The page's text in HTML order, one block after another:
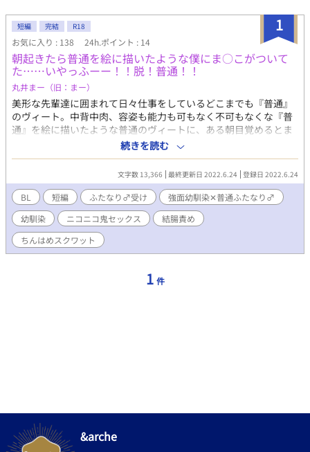
1
短編 完結 R18
お気に入り : 138 24h.ポイント : 14
朝起きたら普通を絵に描いたような僕にま○こがついて
た……いやっふーー！！脱！普通！！
丸井まー（旧：まー）
美形な先輩達に囲まれて日々仕事をしているどこまでも『普通』
のヴィート。中背中肉、容姿も能力も可もなく不可もなくな『普
通』を絵に描いたような普通のヴィートに、ある朝目覚めるとま
○こがついていた。ヴィートは歓喜した。これでヴィートも脱！
普通！！ 強面幼馴染✕普通ふたなり♂ ※ふたなり♂受けです。裏
テーマはニコニコ鬼セックスです。 ※ムーンライトノベルズさん
でも公開しております。
続きを読む
文字数 13,366 最終更新日 2022.6.24 登録日 2022.6.24
BL 短編 ふたなり♂受け
強面幼馴染✕普通ふたなり♂
幼馴染
ニコニコ鬼セックス
結腸責め
ちんはめスクワット
1 件
&arche